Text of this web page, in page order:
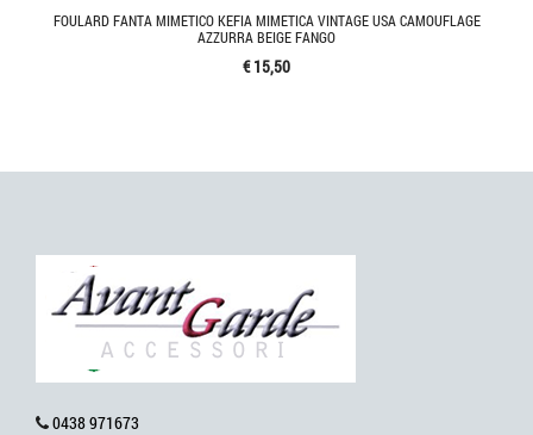
FOULARD FANTA MIMETICO KEFIA MIMETICA VINTAGE USA CAMOUFLAGE
AZZURRA BEIGE FANGO
€ 15,50
0438 971673